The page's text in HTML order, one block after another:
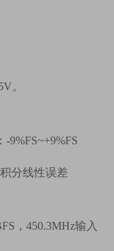
。
-9%FS~+9%FS
积分线性误差
， 450.3MHz输入